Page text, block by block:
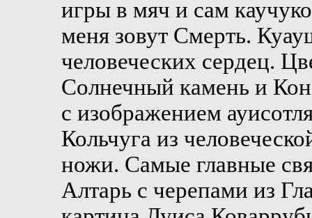
игры в мяч и сам
меня зовут Смерть.
человеческих сердец.
Солнечный камень и
с изображением
Кольчуга из
ножи. Самые главные
Алтарь с черепами из